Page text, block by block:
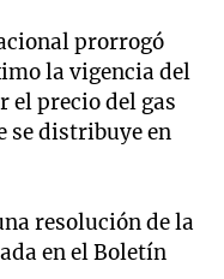
prorrogó
la vigencia del
el precio del gas
se distribuye en
resolución de la
en el Boletín